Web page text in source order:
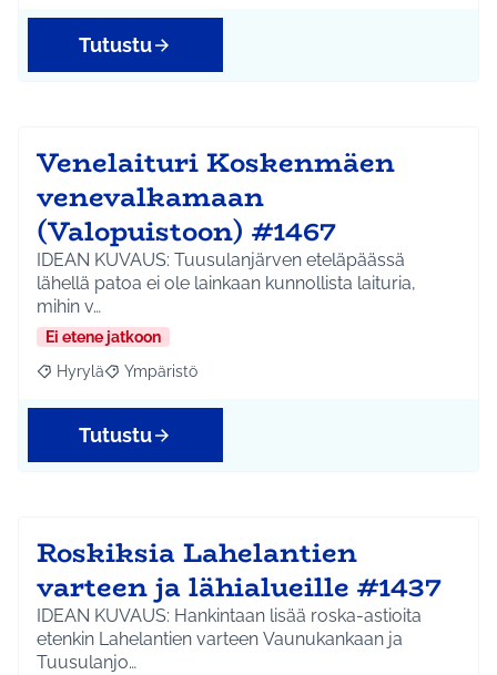
Tutustu
Venelaituri Koskenmäen
venevalkamaan
(Valopuistoon) #1467
IDEAN KUVAUS: Tuusulanjärven eteläpäässä
lähellä patoa ei ole lainkaan kunnollista laituria,
mihin v…
Ei etene jatkoon
Rajaa tulokset aihepiirin mukaan: Hyrylä
Hyrylä Rajaa tulokset teeman mukaan: Ympäristö
Ympäristö
Tutustu
Roskiksia Lahelantien
varteen ja lähialueille #1437
IDEAN KUVAUS: Hankintaan lisää roska-astioita
etenkin Lahelantien varteen Vaunukankaan ja
Tuusulanjo…